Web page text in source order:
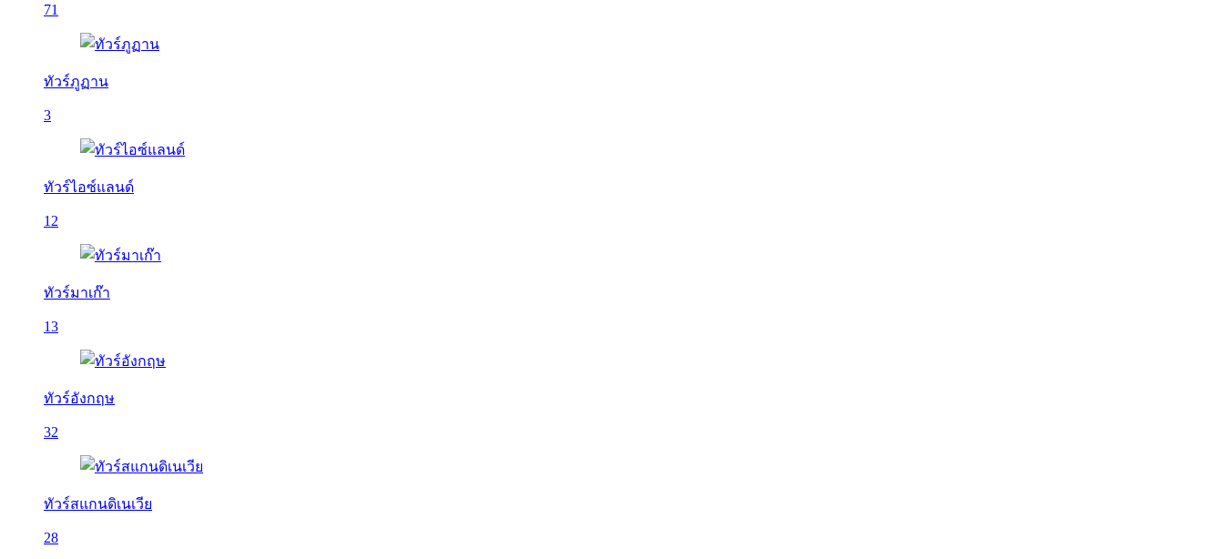
71
ทัวร์ภูฏาน
3
ทัวร์ไอซ์แลนด์
12
ทัวร์มาเก๊า
13
ทัวร์อังกฤษ
32
ทัวร์สแกนดิเนเวีย
28